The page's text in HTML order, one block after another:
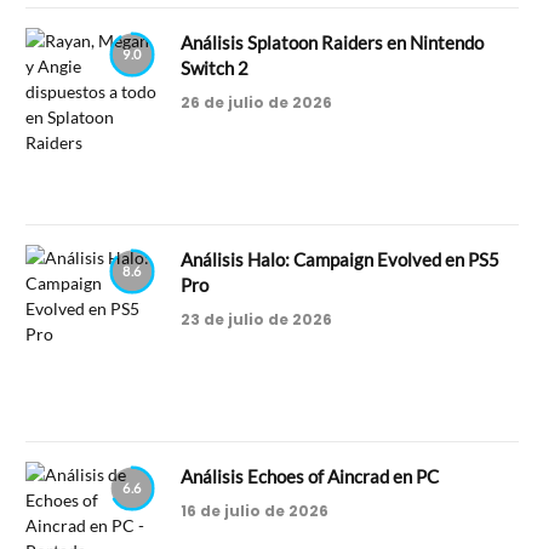
9.0
Análisis Splatoon Raiders en Nintendo
Switch 2
26 de julio de 2026
8.6
Análisis Halo: Campaign Evolved en PS5
Pro
23 de julio de 2026
6.6
Análisis Echoes of Aincrad en PC
16 de julio de 2026